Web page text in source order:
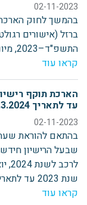
02-11-2023
בהמשך לחוק
ברזל (אישורים
התשפ"ד–2023, מיום 25/10/2023 (להלן–"הוראת שעה").
קראו עוד
עד לתאריך 31.3.2024
02-11-2023
שבעל הרישיון
שנת 2023 עד לתאריך 31.3.2024.
קראו עוד